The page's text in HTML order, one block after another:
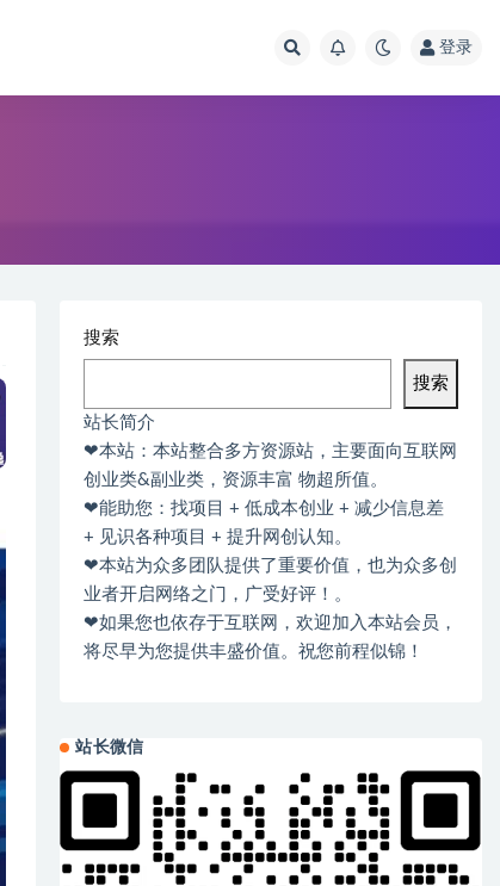
登录
搜索
搜索
站长简介
❤本站：本站整合多方资源站，主要面向互联网
创业类&副业类，资源丰富 物超所值。
❤能助您：找项目 + 低成本创业 + 减少信息差
+ 见识各种项目 + 提升网创认知。
❤本站为众多团队提供了重要价值，也为众多创
业者开启网络之门，广受好评！。
❤如果您也依存于互联网，欢迎加入本站会员，
将尽早为您提供丰盛价值。祝您前程似锦！
站长微信